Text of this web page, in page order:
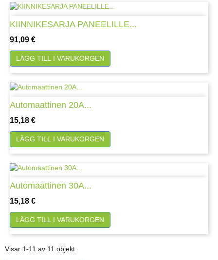
KIINNIKESARJA PANEELILLE...
Pris
91,09 €
LÄGG TILL I VARUKORGEN
Automaattinen 20A...
Pris
15,18 €
LÄGG TILL I VARUKORGEN
Automaattinen 30A...
Pris
15,18 €
LÄGG TILL I VARUKORGEN
Visar 1-11 av 11 objekt